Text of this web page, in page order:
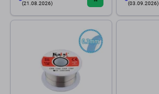
(21.08.2026)
(03.09.2026)